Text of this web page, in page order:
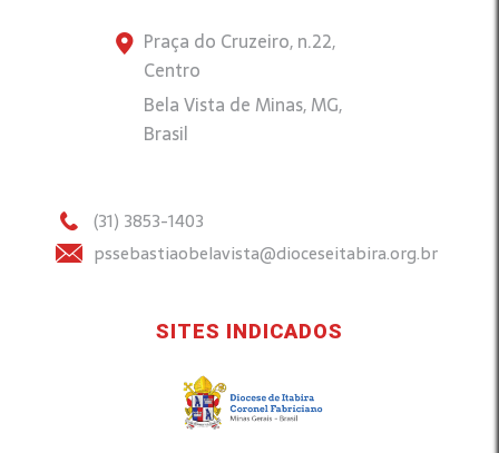
Praça do Cruzeiro, n.22,
Centro
Bela Vista de Minas, MG,
Brasil
(31) 3853-1403
pssebastiaobelavista@dioceseitabira.org.br
SITES INDICADOS